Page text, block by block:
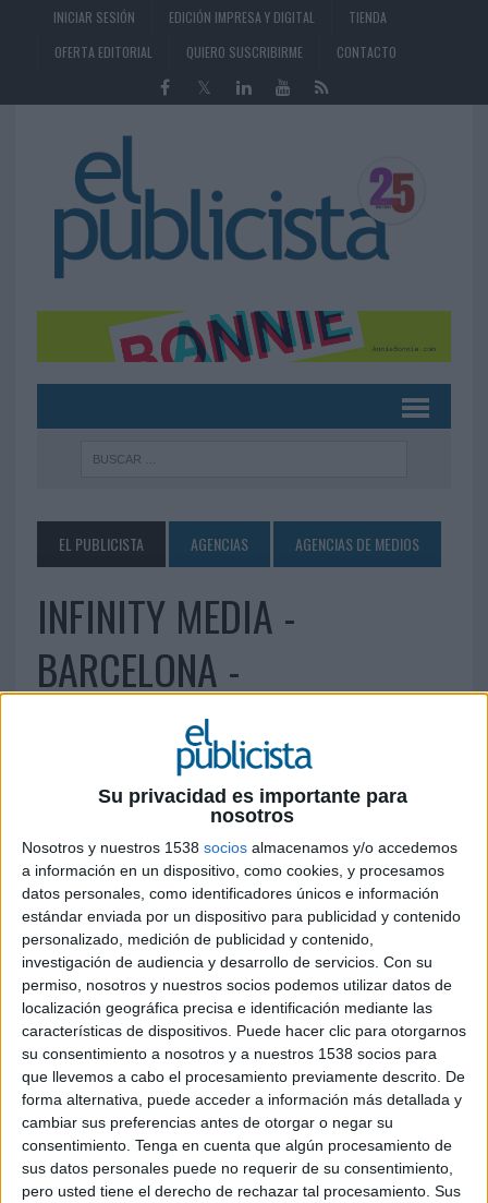
Su privacidad es importante para
nosotros
Nosotros y nuestros 1538 socios almacenamos y/o accedemos
a información en un dispositivo, como cookies, y procesamos
datos personales, como identificadores únicos e información
estándar enviada por un dispositivo para publicidad y contenido
personalizado, medición de publicidad y contenido,
investigación de audiencia y desarrollo de servicios. Con su
permiso, nosotros y nuestros socios podemos utilizar datos de
localización geográfica precisa e identificación mediante las
características de dispositivos. Puede hacer clic para otorgarnos
su consentimiento a nosotros y a nuestros 1538 socios para
que llevemos a cabo el procesamiento previamente descrito. De
forma alternativa, puede acceder a información más detallada y
cambiar sus preferencias antes de otorgar o negar su
consentimiento. Tenga en cuenta que algún procesamiento de
sus datos personales puede no requerir de su consentimiento,
pero usted tiene el derecho de rechazar tal procesamiento. Sus
INICIAR SESIÓN EDICIÓN IMPRESA Y DIGITAL
TIENDA
OFERTA EDITORIAL
QUIERO SUSCRIBIRME CONTACTO
EL PUBLICISTA AGENCIAS AGENCIAS DE MEDIOS
INFINITY MEDIA -
BARCELONA -
Vía Augusta, 21-23 - 8ª planta 08006 Barcelona
Tel.: 934 67 15 00 info@infinitymedia.es
www.infinitymedia.es
IMPRIMIR
TWEET
SHARE
ENVIAR
PIN